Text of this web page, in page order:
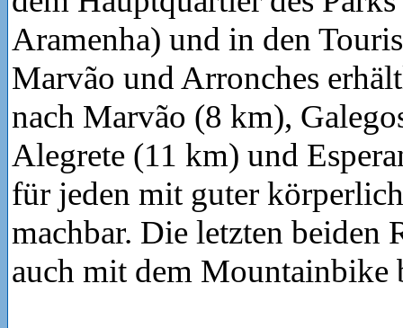
Aramenha) und in den
Marvão und Arronches
nach Marvão (8 km),
Alegrete (11 km) und
für jeden mit guter
machbar. Die letzten beiden
auch mit dem Mountainbike